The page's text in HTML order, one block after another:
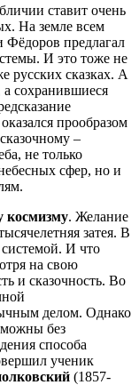
ставит очень
На земле всем
Фёдоров предлагал
И это тоже не
русских сказках. А
а сохранившиеся
прообразом
–
не только
сфер, но и
космизму. Желание
затея. В
И что
на свою
и сказочность. Во
делом. Однако
без
способа
ученик
(1857-